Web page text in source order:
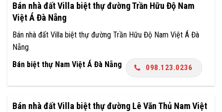
Bán nhà đất Villa biệt thự đường Trần Hữu Độ Nam
Việt Á Đà Nẵng
Bán nhà đất Villa biệt thự đường Trần Hữu Độ Nam Việt Á Đà
Nẵng
Bán biệt thự Nam Việt Á Đà Nẵng
098.123.0236
Bán nhà đất Villa biệt thự đường Lê Văn Thủ Nam Việt